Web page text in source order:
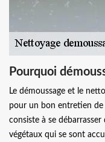
Pourquoi
Le démoussage et le
pour un bon entretien de
consiste à se
végétaux qui se sont